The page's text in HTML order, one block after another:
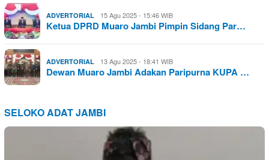
ADVERTORIAL 15 Agu 2025 - 15:46 WIB
Ketua DPRD Muaro Jambi Pimpin Sidang Par…
ADVERTORIAL 13 Agu 2025 - 18:41 WIB
Dewan Muaro Jambi Adakan Paripurna KUPA …
SELOKO ADAT JAMBI